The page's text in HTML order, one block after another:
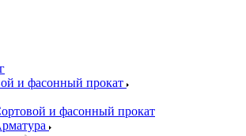
и фасонный прокат
и фасонный прокат